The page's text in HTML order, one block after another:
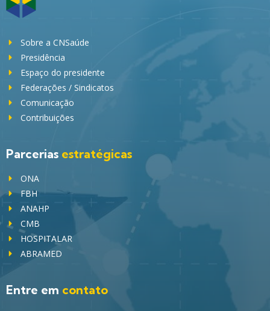
Sobre a CNSaúde
Presidência
Espaço do presidente
Federações / Sindicatos
Comunicação
Contribuições
Parcerias estratégicas
ONA
FBH
ANAHP
CMB
HOSPITALAR
ABRAMED
Entre em contato